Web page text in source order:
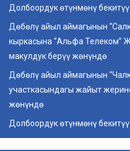
Долбоордук өтүнмөнү
Дөбөлү айыл аймагынын
кыркасына “Альфа Телеком”
макулдук берүү жөнүндө
Дөбөлү айыл аймагынын
участкасындагы жайыт
жөнүндө
Долбоордук өтүнмөнү